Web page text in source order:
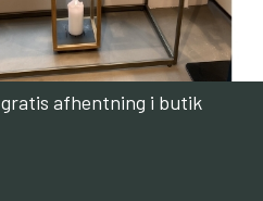
gratis afhentning i butik